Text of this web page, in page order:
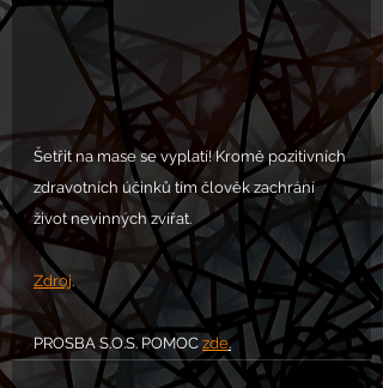
Šetřit na mase se vyplatí! Kromě pozitivních
zdravotních účinků tím člověk zachrání
život nevinných zvířat.
Zdroj.
PROSBA S.O.S. POMOC zde.